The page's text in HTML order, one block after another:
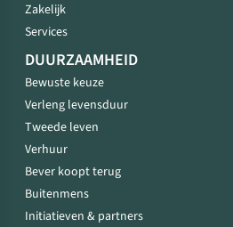
Zakelijk
Services
DUURZAAMHEID
Bewuste keuze
Verleng levensduur
Tweede leven
Verhuur
Bever koopt terug
Buitenmens
Initiatieven & partners